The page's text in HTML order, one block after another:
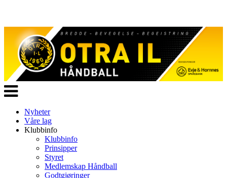
Veksle
navigasjon
Nyheter
Våre lag
Klubbinfo
Klubbinfo
Prinsipper
Styret
Medlemskap Håndball
Godtgjøringer